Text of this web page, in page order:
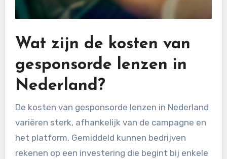
Wat zijn de kosten van
gesponsorde lenzen in
Nederland?
De kosten van gesponsorde lenzen in Nederland
variëren sterk, afhankelijk van de campagne en
het platform. Gemiddeld kunnen bedrijven
rekenen op een investering die begint bij enkele